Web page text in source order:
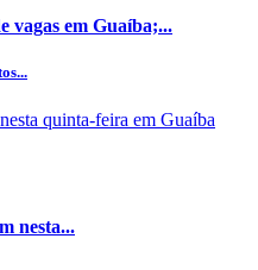
vagas em Guaíba;...
nesta...